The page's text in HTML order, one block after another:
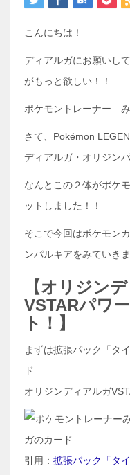
こんにちは！
ディアルガにお願いし
がもっと欲しい！！
ポケモントレーナー み
さて、Pokémon
ディアルガ・オリジンパ
なんとこの２体がポケ
ットしました！！
そこで今回はポケモン
ンパルキアをみていき
【オリジン
VSTARパワ
ト！】
まずは拡張パック「タ
ド
オリジンディアルガ
引用： 拡張パック「タ